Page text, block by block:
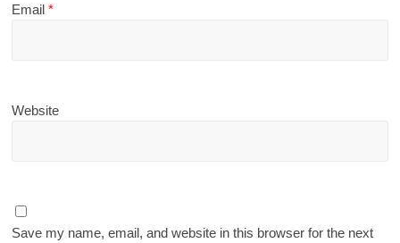
Email*
Website
Save my name, email, and website in this browser for the next